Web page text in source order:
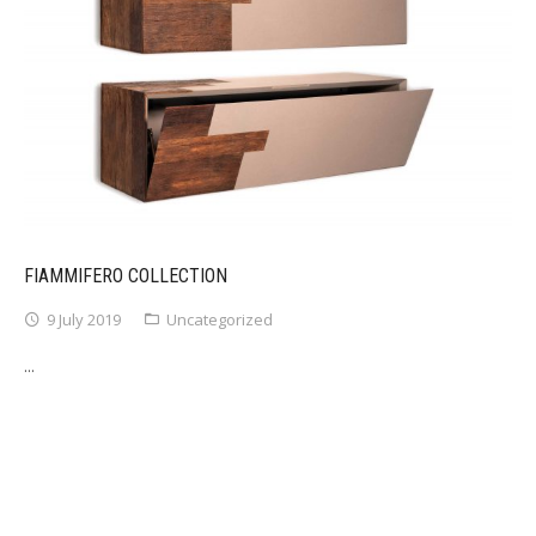
FIAMMIFERO COLLECTION
9 July 2019 Uncategorized
...